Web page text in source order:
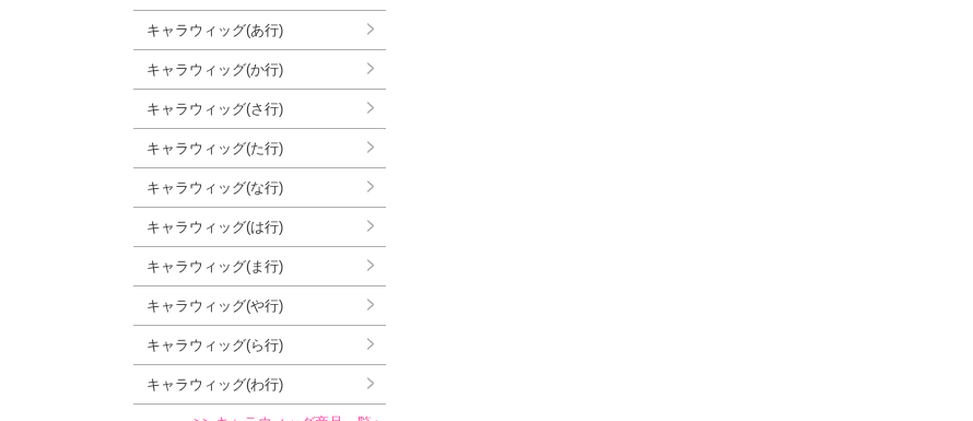
キャラウィッグ(あ行)
キャラウィッグ(か行)
キャラウィッグ(さ行)
キャラウィッグ(た行)
キャラウィッグ(な行)
キャラウィッグ(は行)
キャラウィッグ(ま行)
キャラウィッグ(や行)
キャラウィッグ(ら行)
キャラウィッグ(わ行)